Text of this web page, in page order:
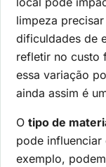
limpeza
dificuldades de
refletir no custo
essa variação
ainda assim é
O tipo de
pode
exemplo,